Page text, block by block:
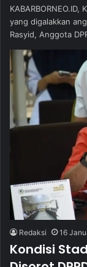
yang digalakkan
Rasyid, Anggota
Redaksi 16
Kondisi